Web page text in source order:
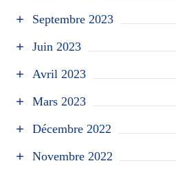
Septembre 2023
Juin 2023
Avril 2023
Mars 2023
Décembre 2022
Novembre 2022